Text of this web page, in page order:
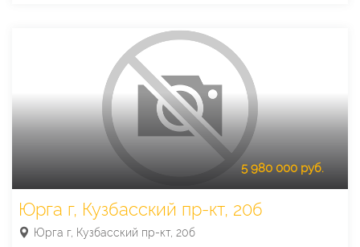
5 980 000 руб.
Юрга г, Кузбасский пр-кт, 20б
Юрга г, Кузбасский пр-кт, 20б